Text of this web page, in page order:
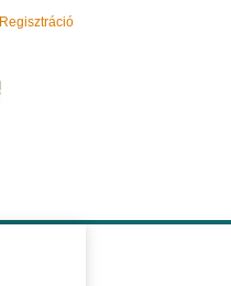
Regisztráció